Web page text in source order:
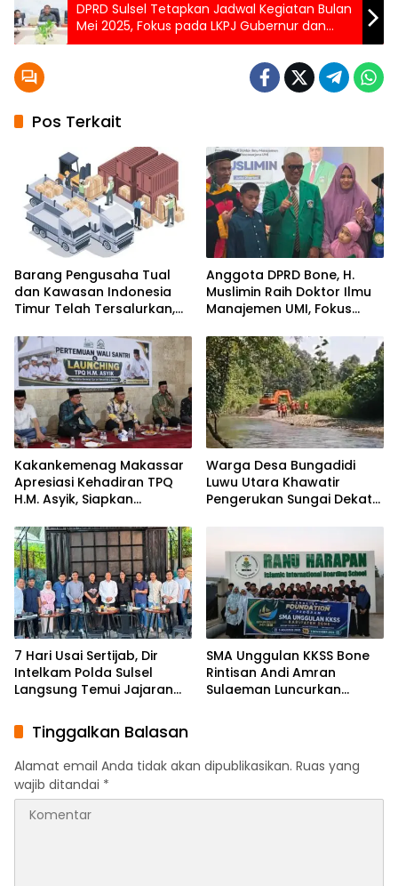
DPRD Sulsel Tetapkan Jadwal Kegiatan Bulan
Mei 2025, Fokus pada LKPJ Gubernur dan
Pembahasan Ranperda
Pos Terkait
Barang Pengusaha Tual
dan Kawasan Indonesia
Timur Telah Tersalurkan,
Langkah Penyelesaian PT
Afid Logistik dan PT Tanto
Intim Line
Anggota DPRD Bone, H.
Muslimin Raih Doktor Ilmu
Manajemen UMI, Fokus
ASN
Kakankemenag Makassar
Apresiasi Kehadiran TPQ
H.M. Asyik, Siapkan
Cegah Anak Miskin
Spiritualitas
Warga Desa Bungadidi
Luwu Utara Khawatir
Pengerukan Sungai Dekat
7 Hari Usai Sertijab, Dir
Intelkam Polda Sulsel
Langsung Temui Jajaran
SMA Unggulan KKSS Bone
Rintisan Andi Amran
Sulaeman Luncurkan
Tinggalkan Balasan
Alamat email Anda tidak akan dipublikasikan. Ruas yang
wajib ditandai *